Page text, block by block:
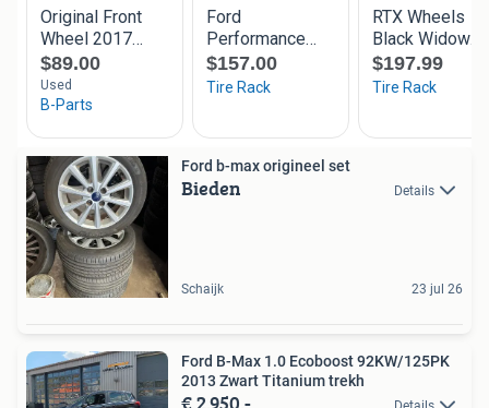
Ford b-max origineel set
Bieden Details
Schaijk 23 jul 26
Ford B-Max 1.0 Ecoboost 92KW/125PK
2013 Zwart Titanium trekh